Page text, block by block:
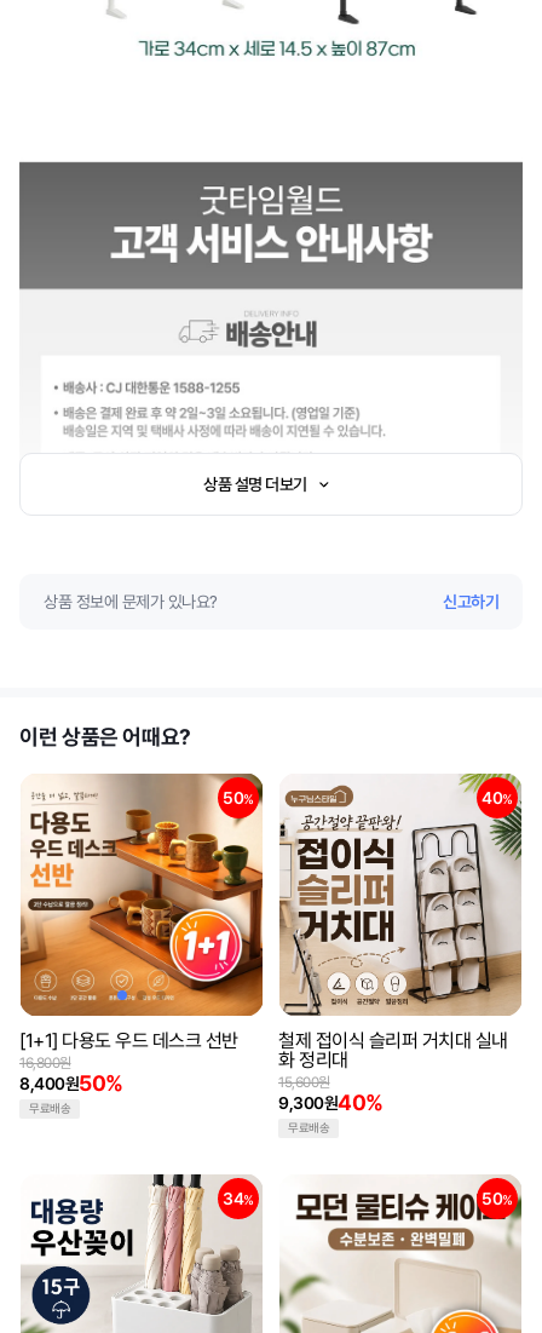
상품 설명 더보기
상품 정보에 문제가 있나요? 신고하기
이런 상품은 어때요?
50%
[1+1] 다용도 우드 데스크 선반
8,400원50%
16,800원
무료배송
40%
철제 접이식 슬리퍼 거치대 실내
화 정리대
9,300원40%
15,600원
무료배송
34% 50%